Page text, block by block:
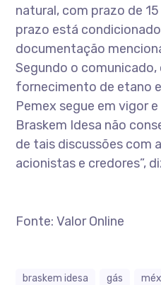
natural, com prazo de
prazo está
documentação
Segundo o
fornecimento de etano
Pemex segue em vigor
Braskem Idesa não
de tais discussões com
acionistas e credores”,
Fonte: Valor Online
braskem idesa gás